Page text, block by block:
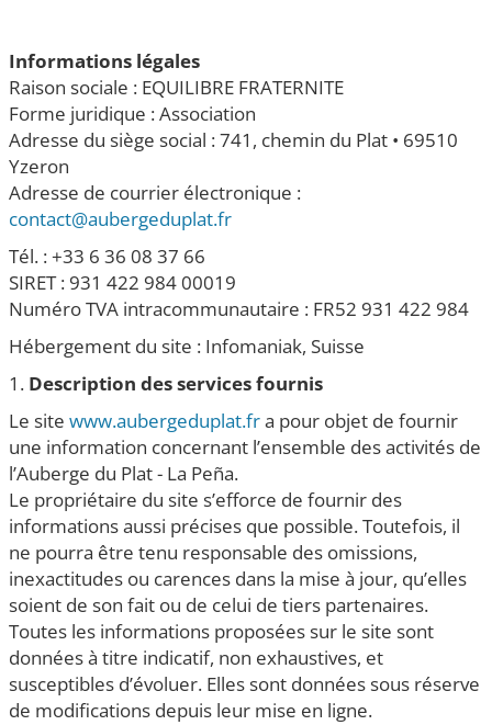
Informations légales
Raison sociale : EQUILIBRE FRATERNITE
Forme juridique : Association
Adresse du siège social : 741, chemin du Plat • 69510
Yzeron
Adresse de courrier électronique :
contact@aubergeduplat.fr
Tél. : +33 6 36 08 37 66
SIRET : 931 422 984 00019
Numéro TVA intracommunautaire : FR52 931 422 984
Hébergement du site : Infomaniak, Suisse
1. Description des services fournis
Le site www.aubergeduplat.fra pour objet de fournir
une information concernant l’ensemble des activités de
l’Auberge du Plat - La Peña.
Le propriétaire du site s’efforce de fournir des
informations aussi précises que possible. Toutefois, il
ne pourra être tenu responsable des omissions,
inexactitudes ou carences dans la mise à jour, qu’elles
soient de son fait ou de celui de tiers partenaires.
Toutes les informations proposées sur le site sont
données à titre indicatif, non exhaustives, et
susceptibles d’évoluer. Elles sont données sous réserve
de modifications depuis leur mise en ligne.